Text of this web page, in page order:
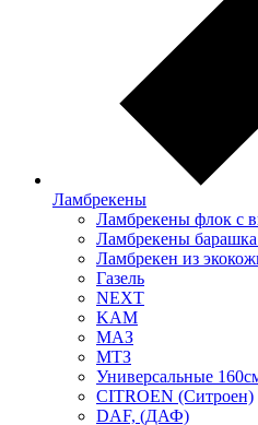
Ламбрекены
Ламбрекены флок с
Ламбрекены барашка
Ламбрекен из
Газель
NEXT
KAM
МАЗ
МТЗ
Универсальные
CITROEN (Ситроен)
DAF, (ДАФ)